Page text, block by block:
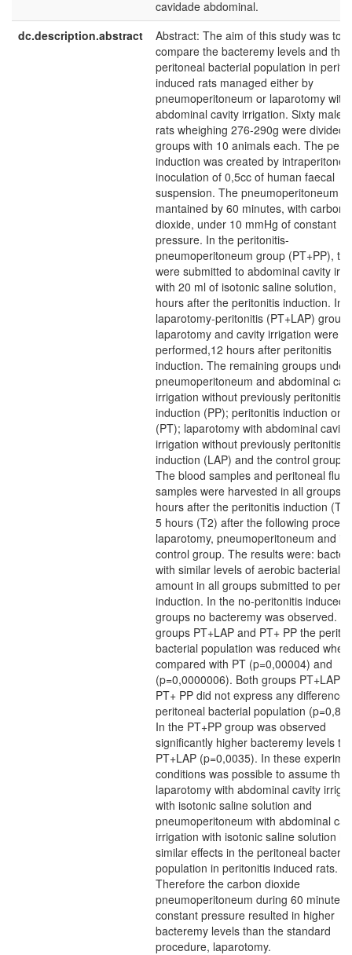
cavidade abdominal.
dc.description.abstract
Abstract: The aim of this study was to
compare the bacteremy levels and the
peritoneal bacterial population in
induced rats managed either by
pneumoperitoneum or laparotomy with
abdominal cavity irrigation. Sixty male
rats wheighing 276-290g were divided
groups with 10 animals each. The
induction was created by
inoculation of 0,5cc of human faecal
suspension. The pneumoperitoneum
mantained by 60 minutes, with carbon
dioxide, under 10 mmHg of constant
pressure. In the peritonitis-
pneumoperitoneum group (PT+PP),
were submitted to abdominal cavity
with 20 ml of isotonic saline solution, 12
hours after the peritonitis induction. In
laparotomy-peritonitis (PT+LAP) group,
laparotomy and cavity irrigation were
performed,12 hours after peritonitis
induction. The remaining groups
pneumoperitoneum and abdominal
irrigation without previously peritonitis
induction (PP); peritonitis induction only
(PT); laparotomy with abdominal cavity
irrigation without previously peritonitis
induction (LAP) and the control group
The blood samples and peritoneal fluid
samples were harvested in all groups
hours after the peritonitis induction
5 hours (T2) after the following
laparotomy, pneumoperitoneum and in
control group. The results were:
with similar levels of aerobic bacterial
amount in all groups submitted to
induction. In the no-peritonitis induced
groups no bacteremy was observed.
groups PT+LAP and PT+ PP the
bacterial population was reduced when
compared with PT (p=0,00004) and
(p=0,0000006). Both groups PT+LAP
PT+ PP did not express any difference
peritoneal bacterial population
In the PT+PP group was observed
significantly higher bacteremy levels
PT+LAP (p=0,0035). In these
conditions was possible to assume that
laparotomy with abdominal cavity
with isotonic saline solution and
pneumoperitoneum with abdominal
irrigation with isotonic saline solution
similar effects in the peritoneal bacterial
population in peritonitis induced rats.
Therefore the carbon dioxide
pneumoperitoneum during 60 minutes
constant pressure resulted in higher
bacteremy levels than the standard
procedure, laparotomy.